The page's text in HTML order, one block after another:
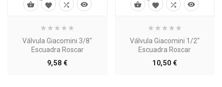
Válvula Giacomini 3/8"
Escuadra Roscar
9,58 €Precio
   
Válvula Giacomini 1/2"
Escuadra Roscar
10,50 €Precio
   